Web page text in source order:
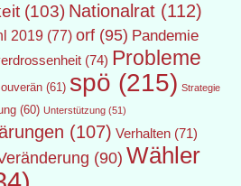
(103) Nationalrat (112)
2019 (77) orf (95) Pandemie
(74) Probleme
(61) spö (215) Strategie
(60) Unterstützung (51)
(107) Verhalten (71)
(90) Wähler